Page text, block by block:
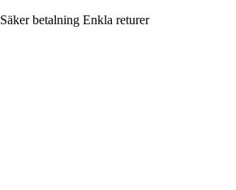
Säker betalning Enkla returer